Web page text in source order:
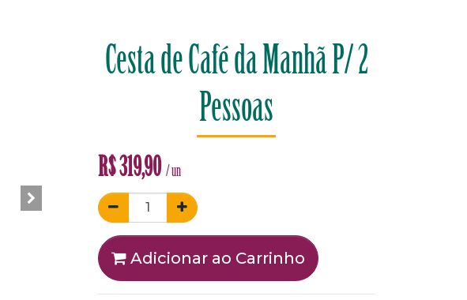
Cesta de Café da Manhã P/ 2
Pessoas
R$319,90 / un
Adicionar ao Carrinho